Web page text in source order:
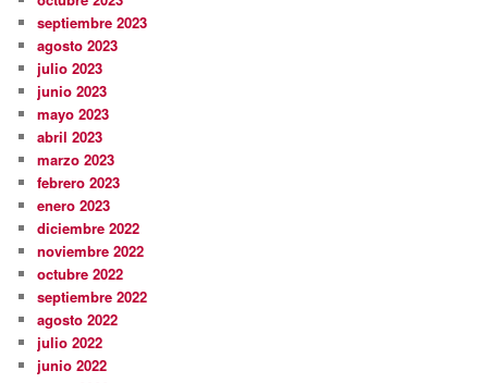
septiembre 2023
agosto 2023
julio 2023
junio 2023
mayo 2023
abril 2023
marzo 2023
febrero 2023
enero 2023
diciembre 2022
noviembre 2022
octubre 2022
septiembre 2022
agosto 2022
julio 2022
junio 2022